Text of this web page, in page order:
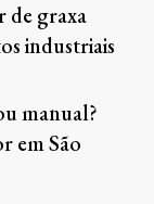
de graxa
industriais
manual?
em São